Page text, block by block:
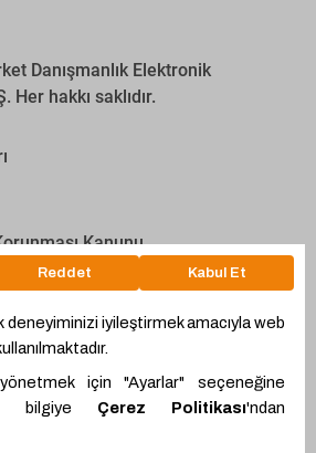
WhatsApp
Teklif Hattı
Danışmanlık Elektronik
Her hakkı saklıdır.
Kanunu
Metni
Aracı